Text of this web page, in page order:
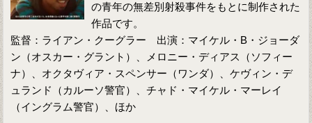
の青年の無差別射殺事件をもとに制作された
作品です。
監督：ライアン・クーグラー 出演：マイケル・B・ジョーダ
ン（オスカー・グラント）、メロニー・ディアス（ソフィー
ナ）、オクタヴィア・スペンサー（ワンダ）、ケヴィン・デ
ュランド（カルーソ警官）、チャド・マイケル・マーレイ
（イングラム警官）、ほか